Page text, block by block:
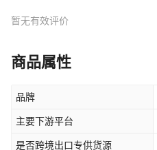
暂无有效评价
商品属性
品牌
主要下游平台
是否跨境出口专供货源